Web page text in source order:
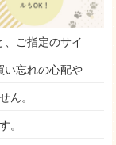
ご指定のサイ
い忘れの心配や
ん。
。